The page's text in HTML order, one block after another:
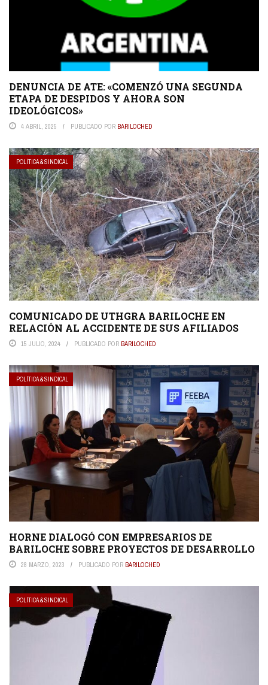
DENUNCIA DE ATE: «COMENZÓ UNA SEGUNDA
ETAPA DE DESPIDOS Y AHORA SON
IDEOLÓGICOS»
4 ABRIL, 2025 PUBLICADO POR BARILOCHED
POLÍTICA & SINDICAL
COMUNICADO DE UTHGRA BARILOCHE EN
RELACIÓN AL ACCIDENTE DE SUS AFILIADOS
15 JULIO, 2024 PUBLICADO POR BARILOCHED
POLÍTICA & SINDICAL
HORNE DIALOGÓ CON EMPRESARIOS DE
BARILOCHE SOBRE PROYECTOS DE DESARROLLO
28 MARZO, 2023 PUBLICADO POR BARILOCHED
POLÍTICA & SINDICAL